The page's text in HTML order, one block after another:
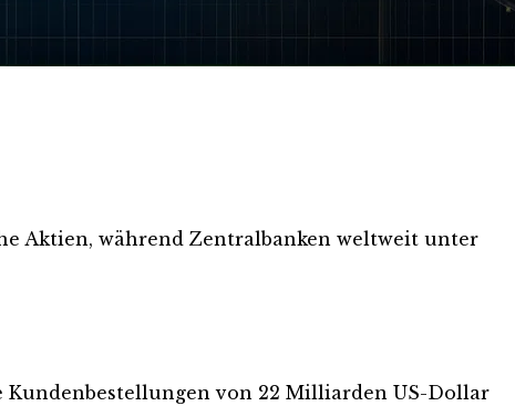
Aktien, während Zentralbanken weltweit unter
Kundenbestellungen von 22 Milliarden US-Dollar